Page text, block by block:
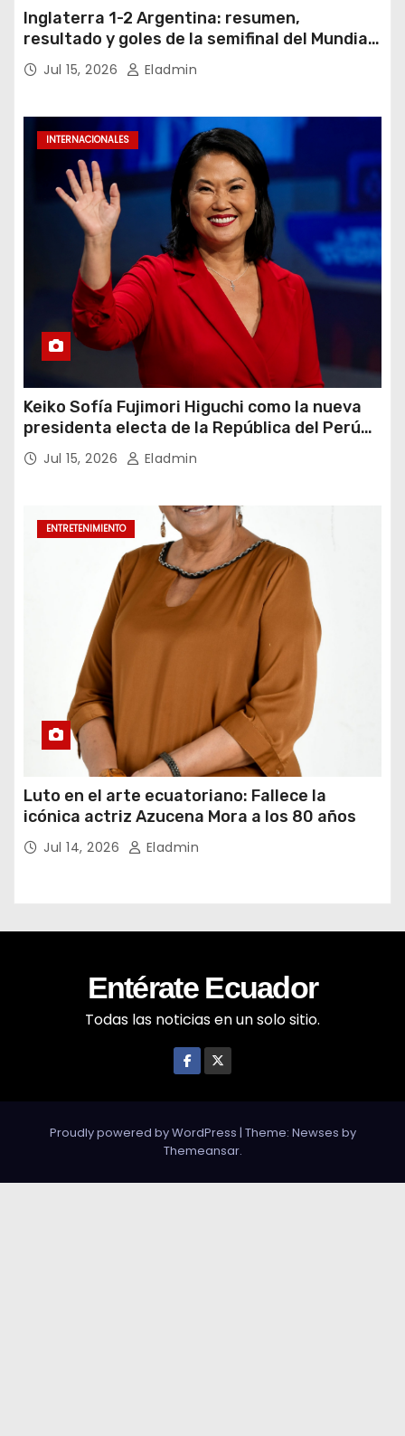
Inglaterra 1-2 Argentina: resumen,
resultado y goles de la semifinal del Mundial
2026Jul 15, 2026 Eladmin
INTERNACIONALES
Keiko Sofía Fujimori Higuchi como la nueva
presidenta electa de la República del Perú
para el periodo constitucional 2026-2031
Jul 15, 2026 Eladmin
ENTRETENIMIENTO
Luto en el arte ecuatoriano: Fallece la
icónica actriz Azucena Mora a los 80 años
Jul 14, 2026 Eladmin
Entérate Ecuador
Todas las noticias en un solo sitio.
Proudly powered by WordPress | Theme: Newses by
Themeansar.